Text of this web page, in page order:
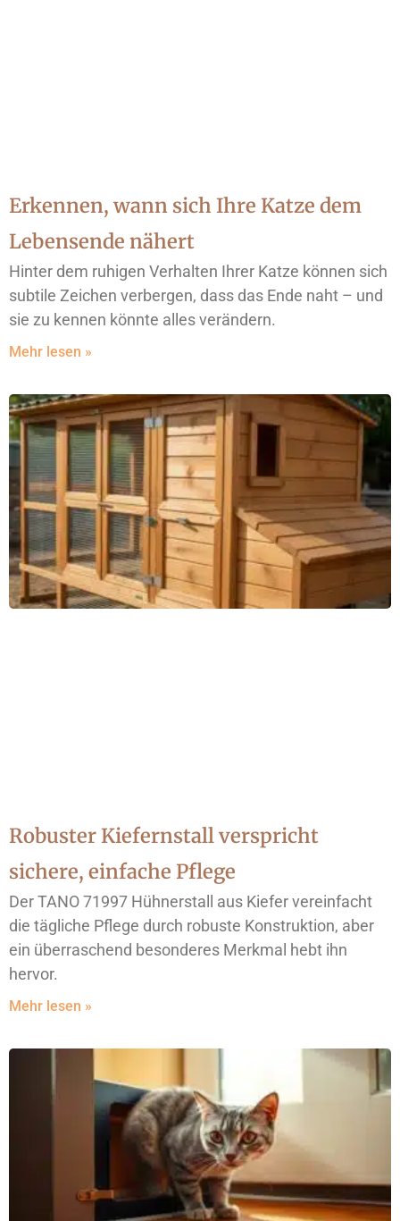
Erkennen, wann sich Ihre Katze dem
Lebensende nähert
Hinter dem ruhigen Verhalten Ihrer Katze können sich
subtile Zeichen verbergen, dass das Ende naht – und
sie zu kennen könnte alles verändern.
Mehr lesen »
Robuster Kiefernstall verspricht
sichere, einfache Pflege
Der TANO 71997 Hühnerstall aus Kiefer vereinfacht
die tägliche Pflege durch robuste Konstruktion, aber
ein überraschend besonderes Merkmal hebt ihn
hervor.
Mehr lesen »